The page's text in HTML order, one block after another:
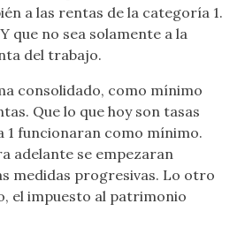
a las rentas de la categoría 1.
que no sea solamente a la
del trabajo.
consolidado, como mínimo
Que lo que hoy son tasas
1 funcionaran como mínimo.
adelante se empezaran
medidas progresivas. Lo otro
el impuesto al patrimonio